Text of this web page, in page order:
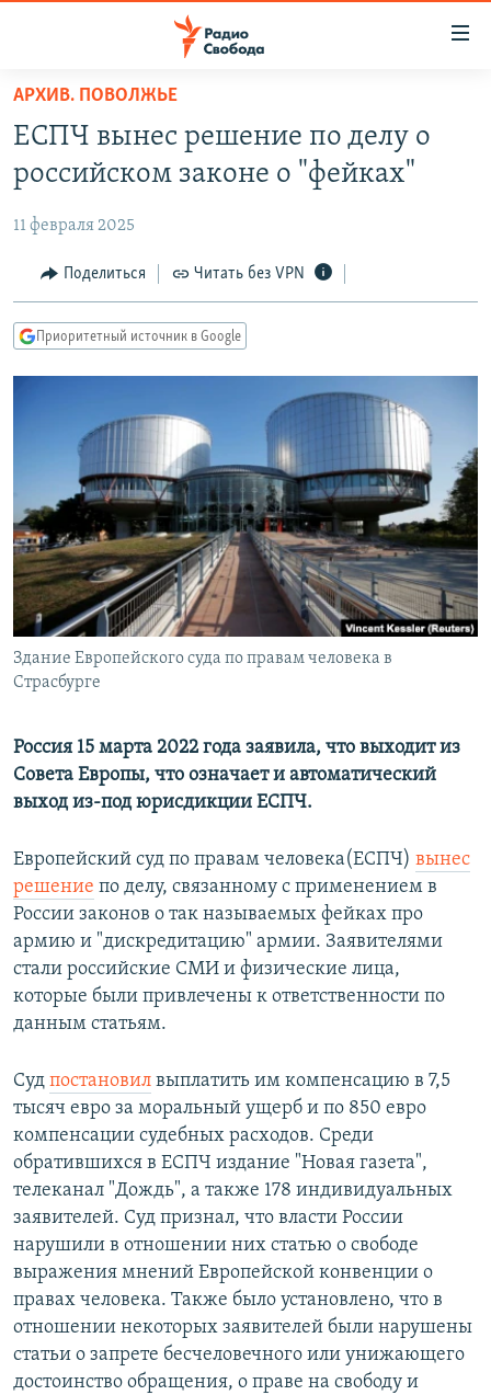
упрощенного
доступа
основному
Вернутся
главной
навигации
Вернутся
АВТОРСКИЕ ПРОЕКТЫ
ЦИТАТЫ СВОБОДЫ
МНЕНИЯ
IDEL.РЕАЛИИ
СЕВЕР.РЕАЛИИ
СИБИРЬ.РЕАЛИИ
РАСПИСАНИЕ ВЕЩАНИЯ
ПОДПИШИТЕСЬ НА РАССЫЛКУ
СОЦИАЛЬНЫЕ СЕТИ
Все сайты РСЕ/РС
АРХИВ. ПОВОЛЖЬЕ
ЕСПЧ вынес решение по делу о
российском законе о "фейках"
11 февраля 2025
Поделиться Читать без VPN
Приоритетный источник в Google
Здание Европейского суда по правам человека в
Страсбурге
Россия 15 марта 2022 года заявила, что выходит из
Совета Европы, что означает и автоматический
выход из-под юрисдикции ЕСПЧ.
Европейский суд по правам человека(ЕСПЧ) вынес
решение по делу, связанному с применением в
России законов о так называемых фейках про
армию и "дискредитацию" армии. Заявителями
стали российские СМИ и физические лица,
которые были привлечены к ответственности по
данным статьям.
Суд постановил выплатить им компенсацию в 7,5
тысяч евро за моральный ущерб и по 850 евро
компенсации судебных расходов. Среди
обратившихся в ЕСПЧ издание "Новая газета",
телеканал "Дождь", а также 178 индивидуальных
заявителей. Суд признал, что власти России
нарушили в отношении них статью о свободе
выражения мнений Европейской конвенции о
правах человека. Также было установлено, что в
отношении некоторых заявителей были нарушены
статьи о запрете бесчеловечного или унижающего
достоинство обращения, о праве на свободу и